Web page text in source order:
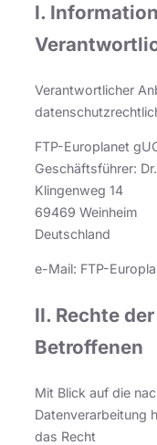
I.
Verantwortlicher
FTP-Europlanet
Geschäftsführer:
Klingenweg 14
69469 Weinheim
Deutschland
e-Mail: FTP-
II. Rechte
Betroffenen
Mit Blick auf die
Datenverarbeitung
das Recht